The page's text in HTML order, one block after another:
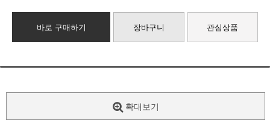
바로 구매하기 장바구니 관심상품
확대보기